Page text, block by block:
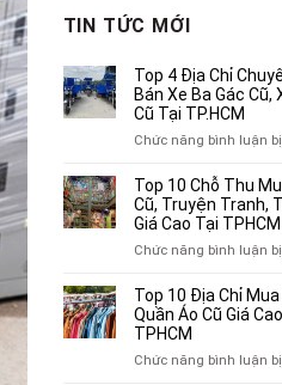
là:
1,890,000₫.
TIN TỨC MỚI
Top 4 Địa Chỉ
Bán Xe Ba Gác Cũ,
Cũ Tại TP.HCM
Chức năng bình luận
Top 10 Chỗ Thu
Cũ, Truyện Tranh,
Giá Cao Tại TPHCM
Chức năng bình luận
Top 10 Địa Chỉ Mua
Quần Áo Cũ Giá
TPHCM
Chức năng bình luận